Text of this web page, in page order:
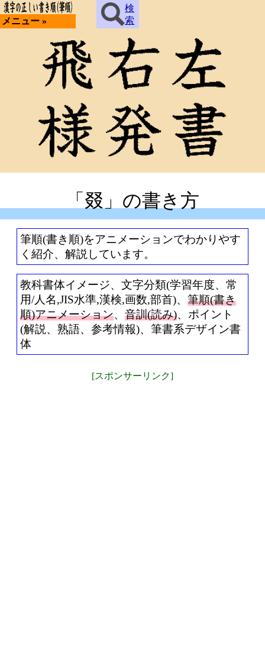
メニュー »
検
索
「叕」の書き方
筆順(書き順)をアニメーションでわかりやす
く紹介、解説しています。
教科書体イメージ、文字分類(学習年度、常
用/人名,JIS水準,漢検,画数,部首)、 筆順(書き
順)アニメーション、 音訓(読み)、ポイント
(解説、熟語、参考情報)、筆書系デザイン書
体
[スポンサーリンク]